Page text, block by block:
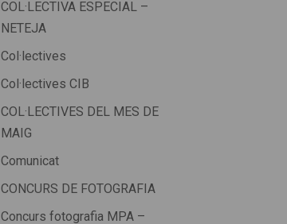
COL·LECTIVA ESPECIAL –
NETEJA
Col·lectives
Col·lectives CIB
COL·LECTIVES DEL MES DE
MAIG
Comunicat
CONCURS DE FOTOGRAFIA
Concurs fotografia MPA –